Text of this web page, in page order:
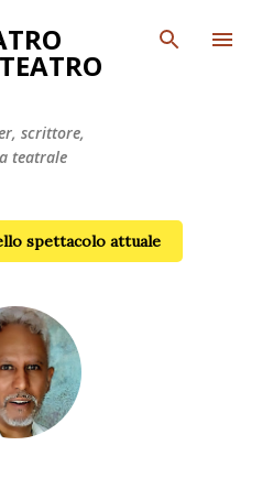
principali
scrittore,
teatrale
spettacolo attuale